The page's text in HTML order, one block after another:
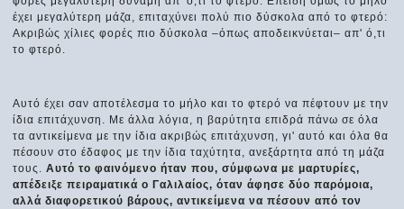
έχει μεγαλύτερη μάζα, επιταχύνει πολύ πιο δύσκολα από το φτερό:
Ακριβώς χίλιες φορές πιο δύσκολα –όπως αποδεικνύεται– απ' ό,τι
το φτερό.
Αυτό έχει σαν αποτέλεσμα το μήλο και το φτερό να πέφτουν με την
ίδια επιτάχυνση. Με άλλα λόγια, η βαρύτητα επιδρά πάνω σε όλα
τα αντικείμενα με την ίδια ακριβώς επιτάχυνση, γι' αυτό και όλα θα
πέσουν στο έδαφος με την ίδια ταχύτητα, ανεξάρτητα από τη μάζα
τους.Αυτό το φαινόμενο ήταν που, σύμφωνα με μαρτυρίες,
απέδειξε πειραματικά ο Γαλιλαίος, όταν άφησε δύο παρόμοια,
αλλά διαφορετικού βάρους, αντικείμενα να πέσουν από τον